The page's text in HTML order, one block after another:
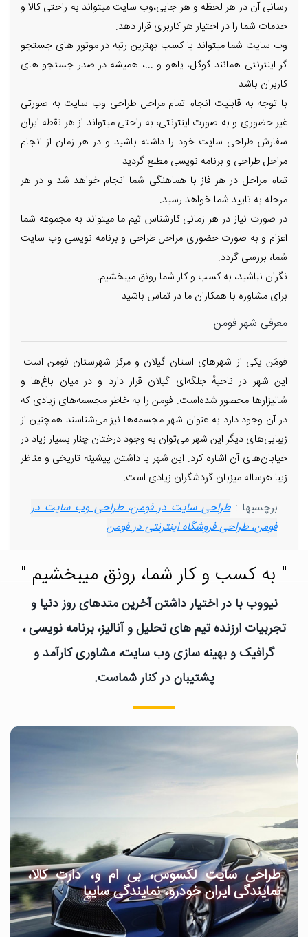
رسانی آن در هر لحظه و هر جایی،وب سایت میتواند به راحتی کالا و
خدمات شما را در اختیار هر کاربری قرار دهد.
وب سایت شما میتواند با کسب بهترین رتبه در موتور های جستجو
گر اینترنتی همانند گوگل، یاهو و ...، همیشه در صدر جستجو های
کاربران باشد.
با توجه به قابلیت انجام تمام مراحل طراحی وب سایت به صورتی
غیر حضوری و به صورت اینترنتی، به راحتی میتواند از هر نقطه ایران
سفارش طراحی سایت خود را داشته باشید و در هر زمان از انجام
مراحل طراحی و برنامه نویسی مطلع گردید.
تمام مراحل در هر فاز با هماهنگی شما انجام خواهد شد و در هر
مرحله به تایید شما خواهد رسید.
در صورت نیاز در هر زمانی کارشناس تیم ما میتواند به مجموعه شما
اعزام و به صورت حضوری مراحل طراحی و برنامه نویسی وب سایت
شما، بررسی گردد.
نگران نباشید، به کسب و کار شما رونق میبخشیم.
برای مشاوره با همکاران ما در تماس باشید.
معرفی شهر فومن
فومَن یکی از شهرهای استان گیلان و مرکز شهرستان فومن است.
این شهر در ناحیهٔ جلگه‌ای گیلان قرار دارد و در میان باغ‌ها و
شالیزارها محصور شده‌است. فومن را به خاطر مجسمه‌های زیادی که
در آن وجود دارد به عنوان شهر مجسمه‌ها نیز می‌شناسند همچنین از
زیبایی‌های دیگر این شهر می‌توان به وجود درختان چنار بسیار زیاد در
خیابان‌های آن اشاره کرد. این شهر با داشتن پیشینه تاریخی و مناظر
زیبا هرساله میزبان گردشگران زیادی است.
برچسبها :طراحی سایت در فومن، طراحی وب سایت در
فومن، طراحی فروشگاه اینترنتی در فومن
" به کسب و کار شما، رونق میبخشیم "
نیووب با در اختیار داشتن آخرین متدهای روز دنیا و
تجربیات ارزنده تیم های تحلیل و آنالیز، برنامه نویسی ،
گرافیک و بهینه سازی وب سایت، مشاوری کارآمد و
پشتیبان در کنار شماست.
طراحی سایت لکسوس، بی ام و، دارت کالا،
نمایندگی ایران خودرو، نمایندگی سایپا